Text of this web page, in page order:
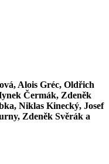
Alois Gréc, Oldřich
Čermák, Zdeněk
Niklas Kinecký, Josef
Zdeněk Svěrák a